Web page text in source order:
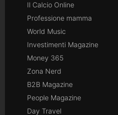
Il Calcio Online
Professione mamma
World Music
Investimenti Magazine
Money 365
Zona Nerd
B2B Magazine
People Magazine
Day Travel